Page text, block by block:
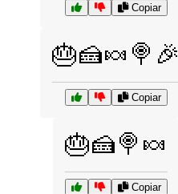
Copiar
🎂🍰🍬🍭🎉
Copiar
🎂🍰🍭🍬
Copiar